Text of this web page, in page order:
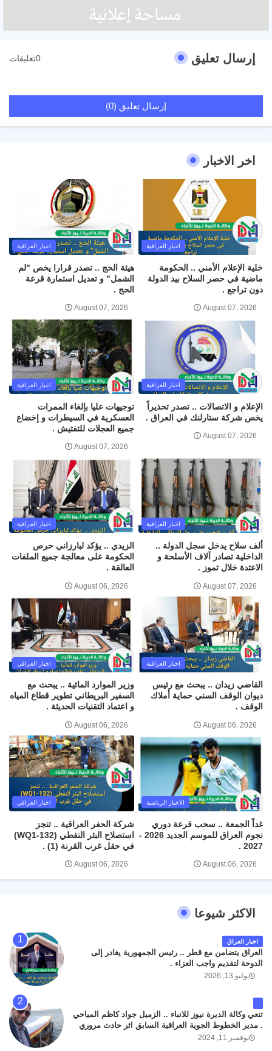
إرسال تعليق 0تعليقات
إرسال تعليق (0)
اخر الاخبار
اخبار العراقية
خلية الإعلام الأمني .. الحكومة
ماضية في حصر السلاح بيد الدولة
دون تراجع .
August 07, 2026
اخبار العراقية
هيئة الحج .. تصدر قرارا يخص "لم
الشمل" و تعديل استمارة قرعة
الحج .
August 07, 2026
اخبار العراقية
الإعلام و الاتصالات .. تصدر تحذيراً
يخص شركة ستارلنك في العراق .
August 07, 2026
اخبار العراقية
توجيهات عليا بإلغاء الممرات
العسكرية في السيطرات و إخضاع
جميع العجلات للتفتيش .
August 07, 2026
اخبار العراقية
ألف سلاح يدخل سجل الدولة ..
الداخلية تصادر آلاف الأسلحة و
الاعتدة خلال تموز .
August 07, 2026
اخبار العراقية
الزيدي .. يؤكد لبارزاني حرص
الحكومة على معالجة جميع الملفات
العالقة .
August 06, 2026
اخبار العراقية
القاضي زيدان .. يبحث مع رئيس
ديوان الوقف السني حماية أملاك
الوقف .
August 06, 2026
اخبار العراقي
وزير الموارد المائية .. يبحث مع
السفير البريطاني تطوير قطاع المياه
و اعتماد التقنيات الحديثة .
August 06, 2026
الاخبار الرياضية
غداً الجمعة .. سحب قرعة دوري
نجوم العراق للموسم الجديد 2026 -
2027 .
August 06, 2026
اخبار العراقي
شركة الحفر العراقية .. تنجز
استصلاح البئر النفطي (WQ1-132)
في حقل غرب القرنة (1) .
August 06, 2026
الاكثر شيوعا
اخبار العراق
العراق يتضامن مع قطر .. رئيس الجمهورية يغادر إلى
الدوحة لتقديم واجب العزاء .
يوليو 13, 2026
تنعي وكالة الديرة نيوز للانباء .. الزميل جواد كاظم المياحي
. مدير الخطوط الجوية العراقية السابق اثر حادث مروري
داخل مطار البصرة الدولي اليوم الاثنين على الطريق
نوفمبر 11, 2024